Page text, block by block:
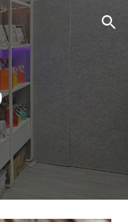
Skip to navigation